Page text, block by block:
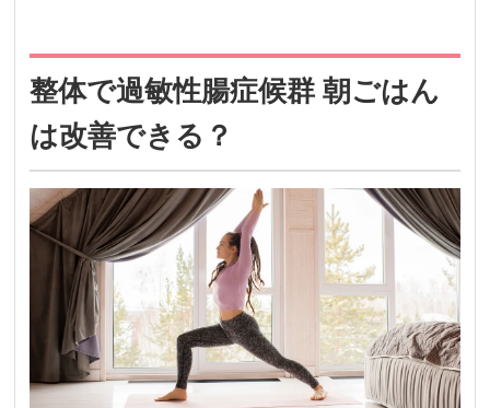
整体で過敏性腸症候群 朝ごはん
は改善できる？